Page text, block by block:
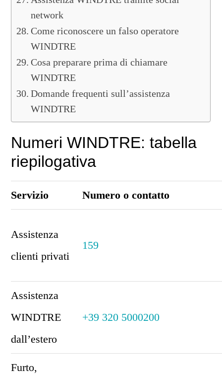
network
Come riconoscere un falso operatore
WINDTRE
Cosa preparare prima di chiamare
WINDTRE
Domande frequenti sull’assistenza
WINDTRE
Numeri WINDTRE: tabella
riepilogativa
Servizio Numero o contatto
Assistenza
clienti privati
159
Assistenza
WINDTRE
dall’estero
+39 320 5000200
Furto,